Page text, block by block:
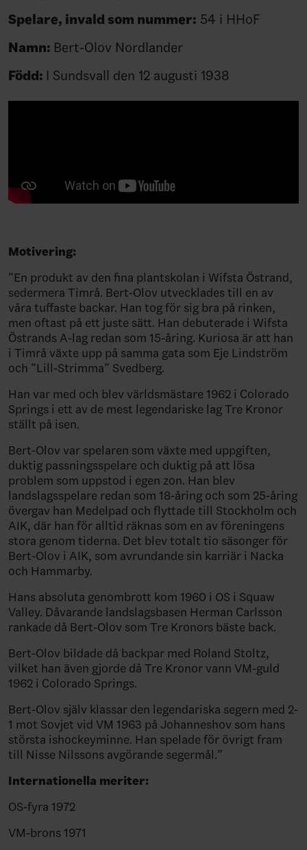
Spelare, invald som nummer: 54 i HHoF
Namn: Bert-Olov Nordlander
Född: I Sundsvall den 12 augusti 1938
Motivering:
”En produkt av den fina plantskolan i Wifsta Östrand,
sedermera Timrå. Bert-Olov utvecklades till en av
våra tuffaste backar. Han tog för sig bra på rinken,
men oftast på ett juste sätt. Han debuterade i Wifsta
Östrands A-lag redan som 15-åring. Kuriosa är att han
i Timrå växte upp på samma gata som Eje Lindström
och ”Lill-Strimma” Svedberg.
Han var med och blev världsmästare 1962 i Colorado
Springs i ett av de mest legendariske lag Tre Kronor
ställt på isen.
Bert-Olov var spelaren som växte med uppgiften,
duktig passningsspelare och duktig på att lösa
problem som uppstod i egen zon. Han blev
landslagsspelare redan som 18-åring och som 25-åring
övergav han Medelpad och flyttade till Stockholm och
AIK, där han för alltid räknas som en av föreningens
stora genom tiderna. Det blev totalt tio säsonger för
Bert-Olov i AIK, som avrundande sin karriär i Nacka
och Hammarby.
Hans absoluta genombrott kom 1960 i OS i Squaw
Valley. Dåvarande landslagsbasen Herman Carlsson
rankade då Bert-Olov som Tre Kronors bäste back.
Bert-Olov bildade då backpar med Roland Stoltz,
vilket han även gjorde då Tre Kronor vann VM-guld
1962 i Colorado Springs.
Bert-Olov själv klassar den legendariska segern med 2-
1 mot Sovjet vid VM 1963 på Johanneshov som hans
största ishockeyminne. Han spelade för övrigt fram
till Nisse Nilssons avgörande segermål.”
Internationella meriter:
OS-fyra 1972
VM-brons 1971